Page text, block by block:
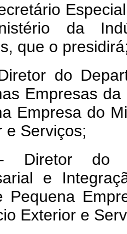
da
que o
do
Empresas
Empresa do
e Serviços;
do
e
Pequena
Exterior e